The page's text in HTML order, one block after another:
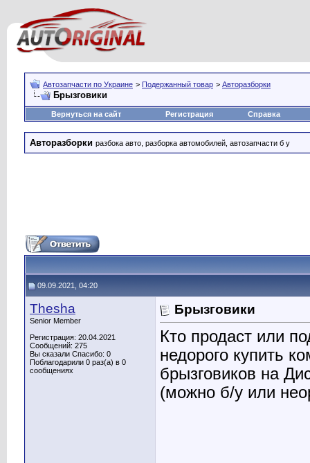
Автозапчасти по Украине > Подержанный товар > Авторазборки
Брызговики
Вернуться на сайт Регистрация Справка
Авторазборки разбока авто, разборка автомобилей, автозапчасти б у
09.09.2021, 04:20
Thesha
Senior Member
Регистрация: 20.04.2021
Сообщений: 275
Вы сказали Спасибо: 0
Поблагодарили 0 раз(а) в 0
сообщениях
Брызговики
Кто продаст или
недорого купить
брызговиков на
(можно б/у или